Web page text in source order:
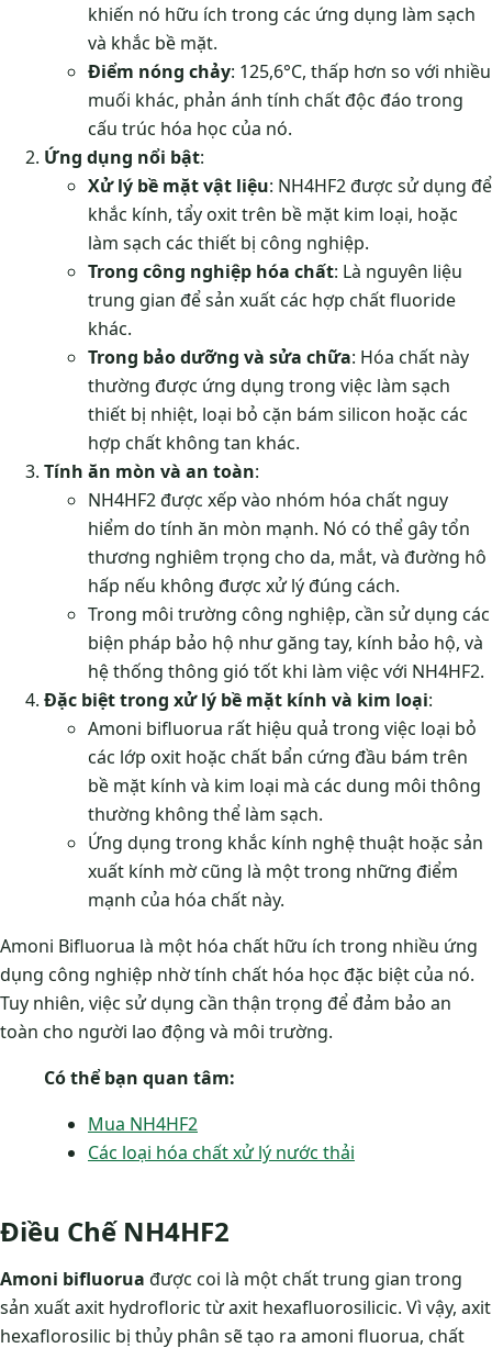
khiến nó hữu ích trong các ứng dụng làm sạch
và khắc bề mặt.
Điểm nóng chảy: 125,6°C, thấp hơn so với nhiều
muối khác, phản ánh tính chất độc đáo trong
cấu trúc hóa học của nó.
Ứng dụng nổi bật:
Xử lý bề mặt vật liệu: NH4HF2 được sử dụng để
khắc kính, tẩy oxit trên bề mặt kim loại, hoặc
làm sạch các thiết bị công nghiệp.
Trong công nghiệp hóa chất: Là nguyên liệu
trung gian để sản xuất các hợp chất fluoride
khác.
Trong bảo dưỡng và sửa chữa: Hóa chất này
thường được ứng dụng trong việc làm sạch
thiết bị nhiệt, loại bỏ cặn bám silicon hoặc các
hợp chất không tan khác.
Tính ăn mòn và an toàn:
NH4HF2 được xếp vào nhóm hóa chất nguy
hiểm do tính ăn mòn mạnh. Nó có thể gây tổn
thương nghiêm trọng cho da, mắt, và đường hô
hấp nếu không được xử lý đúng cách.
Trong môi trường công nghiệp, cần sử dụng các
biện pháp bảo hộ như găng tay, kính bảo hộ, và
hệ thống thông gió tốt khi làm việc với NH4HF2.
Đặc biệt trong xử lý bề mặt kính và kim loại:
Amoni bifluorua rất hiệu quả trong việc loại bỏ
các lớp oxit hoặc chất bẩn cứng đầu bám trên
bề mặt kính và kim loại mà các dung môi thông
thường không thể làm sạch.
Ứng dụng trong khắc kính nghệ thuật hoặc sản
xuất kính mờ cũng là một trong những điểm
mạnh của hóa chất này.
Amoni Bifluorua là một hóa chất hữu ích trong nhiều ứng
dụng công nghiệp nhờ tính chất hóa học đặc biệt của nó.
Tuy nhiên, việc sử dụng cần thận trọng để đảm bảo an
toàn cho người lao động và môi trường.
Có thể bạn quan tâm:
Mua NH4HF2
Các loại hóa chất xử lý nước thải
Điều Chế NH4HF2
Amoni bifluorua được coi là một chất trung gian trong
sản xuất axit hydrofloric­ từ axit hexafluorosilicic. Vì vậy, axit
hexaflorosilic bị thủy phân sẽ tạo ra amoni fluorua, chất